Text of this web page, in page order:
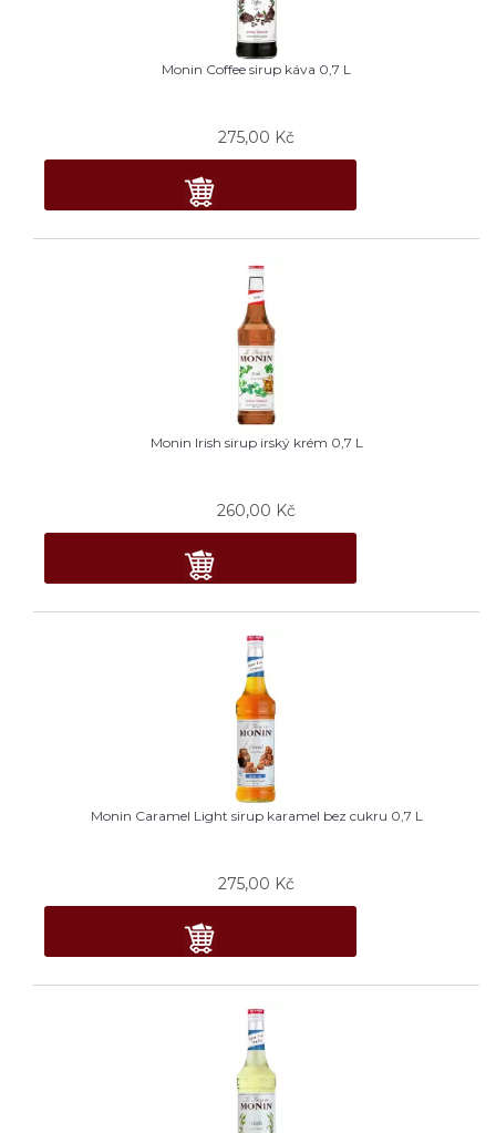
Monin Coffee sirup káva 0,7 L
275,00 Kč
Monin Irish sirup irský krém 0,7 L
260,00 Kč
Monin Caramel Light sirup karamel bez cukru 0,7 L
275,00 Kč